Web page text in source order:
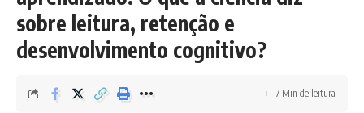
sobre leitura, retenção e
desenvolvimento cognitivo?
7 Min de leitura